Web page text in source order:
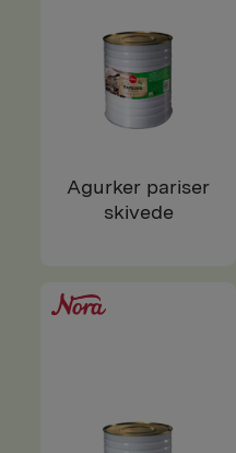
Agurker pariser
skivede